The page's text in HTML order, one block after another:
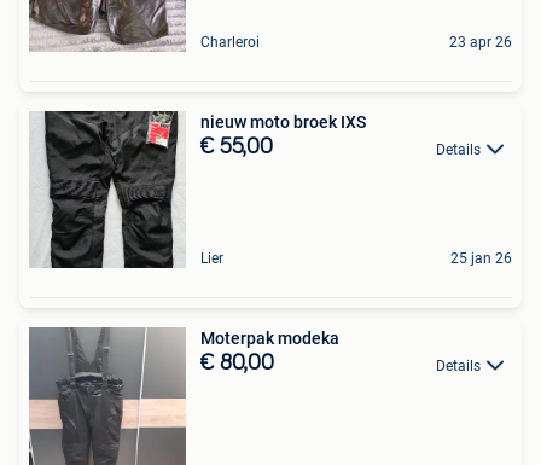
Charleroi 23 apr 26
nieuw moto broek IXS
€ 55,00 Details
Lier 25 jan 26
Moterpak modeka
€ 80,00 Details